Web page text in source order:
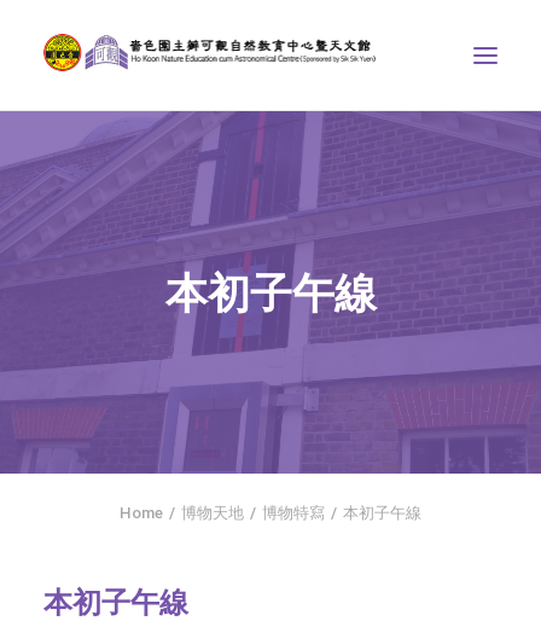
中心介紹
學界課程
聯絡我們
SEARCH
字型大小
本初子午線
Home 博物天地 博物特寫 本初子午線
本初子午線